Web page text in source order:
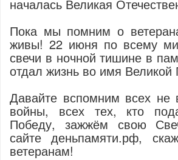
началась Великая
Пока мы помним о
живы! 22 июня по всему
свечи в ночной тишине в
отдал жизнь во имя
Давайте вспомним всех не
войны, всех тех, кто
Победу, зажжём свою
сайте деньпамяти.рф,
ветеранам!